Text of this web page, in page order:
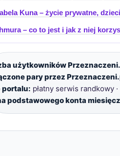
Kuna – życie prywatne,
– co to jest i jak z niej
użytkowników
pary przez
portalu: płatny serwis randkowy ·
podstawowego konta